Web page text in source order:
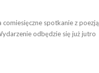
spotkanie z poezją
odbędzie się już jutro